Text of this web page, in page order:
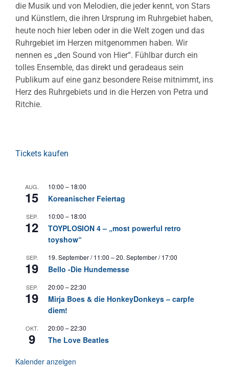
die Musik und von Melodien, die jeder kennt, von Stars
und Künstlern, die ihren Ursprung im Ruhrgebiet haben,
heute noch hier leben oder in die Welt zogen und das
Ruhrgebiet im Herzen mitgenommen haben. Wir
nennen es „den Sound von Hier“. Fühlbar durch ein
tolles Ensemble, das direkt und geradeaus sein
Publikum auf eine ganz besondere Reise mitnimmt, ins
Herz des Ruhrgebiets und in die Herzen von Petra und
Ritchie.
Tickets kaufen
AUG.
15
10:00 – 18:00
Koreanischer Feiertag
SEP.
12
10:00 – 18:00
TOYPLOSION 4 – „most powerful retro
toyshow“
SEP.
19
19. September / 11:00 –20. September / 17:00
Bello -Die Hundemesse
SEP.
19
20:00 –22:30
Mirja Boes & die HonkeyDonkeys – carpfe
diem!
OKT.
9
20:00 –22:30
The Love Beatles
Kalender anzeigen